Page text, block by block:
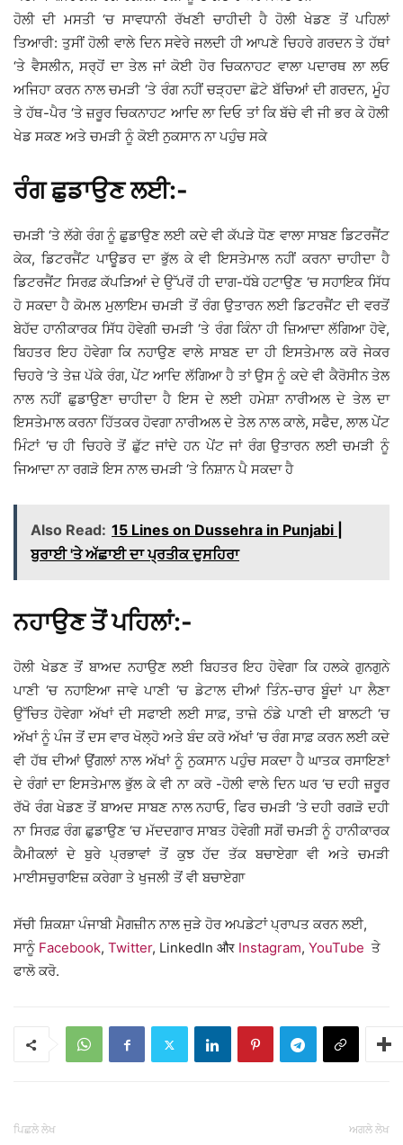
ਹੋਲੀ ਦੀ ਮਸਤੀ ‘ਚ ਸਾਵਧਾਨੀ ਰੱਖਣੀ ਚਾਹੀਦੀ ਹੈ ਹੋਲੀ ਖੇਡਣ ਤੋਂ ਪਹਿਲਾਂ
ਤਿਆਰੀ: ਤੁਸੀਂ ਹੋਲੀ ਵਾਲੇ ਦਿਨ ਸਵੇਰੇ ਜਲਦੀ ਹੀ ਆਪਣੇ ਚਿਹਰੇ ਗਰਦਨ ਤੇ ਹੱਥਾਂ
‘ਤੇ ਵੈਸਲੀਨ, ਸਰ੍ਹੋਂ ਦਾ ਤੇਲ ਜਾਂ ਕੋਈ ਹੋਰ ਚਿਕਨਾਹਟ ਵਾਲਾ ਪਦਾਰਥ ਲਾ ਲਓ
ਅਜਿਹਾ ਕਰਨ ਨਾਲ ਚਮੜੀ ‘ਤੇ ਰੰਗ ਨਹੀਂ ਚੜ੍ਹਦਾ ਛੋਟੇ ਬੱਚਿਆਂ ਦੀ ਗਰਦਨ, ਮੂੰਹ
ਤੇ ਹੱਥ-ਪੈਰ ‘ਤੇ ਜ਼ਰੂਰ ਚਿਕਨਾਹਟ ਆਦਿ ਲਾ ਦਿਓ ਤਾਂ ਕਿ ਬੱਚੇ ਵੀ ਜੀ ਭਰ ਕੇ ਹੋਲੀ
ਖੇਡ ਸਕਣ ਅਤੇ ਚਮੜੀ ਨੂੰ ਕੋਈ ਨੁਕਸਾਨ ਨਾ ਪਹੁੰਚ ਸਕੇ
ਰੰਗ ਛੁਡਾਉਣ ਲਈ:-
ਚਮੜੀ ‘ਤੇ ਲੱਗੇ ਰੰਗ ਨੂੰ ਛੁਡਾਉਣ ਲਈ ਕਦੇ ਵੀ ਕੱਪੜੇ ਧੋਣ ਵਾਲਾ ਸਾਬਣ ਡਿਟਰਜੈਂਟ
ਕੇਕ, ਡਿਟਰਜੈਂਟ ਪਾਊਡਰ ਦਾ ਭੁੱਲ ਕੇ ਵੀ ਇਸਤੇਮਾਲ ਨਹੀਂ ਕਰਨਾ ਚਾਹੀਦਾ ਹੈ
ਡਿਟਰਜੈਂਟ ਸਿਰਫ਼ ਕੱਪੜਿਆਂ ਦੇ ਉੱਪਰੋਂ ਹੀ ਦਾਗ-ਧੱਬੇ ਹਟਾਉਣ ‘ਚ ਸਹਾਇਕ ਸਿੱਧ
ਹੋ ਸਕਦਾ ਹੈ ਕੋਮਲ ਮੁਲਾਇਮ ਚਮੜੀ ਤੋਂ ਰੰਗ ਉਤਾਰਨ ਲਈ ਡਿਟਰਜੈਂਟ ਦੀ ਵਰਤੋਂ
ਬੇਹੱਦ ਹਾਨੀਕਾਰਕ ਸਿੱਧ ਹੋਵੇਗੀ ਚਮੜੀ ‘ਤੇ ਰੰਗ ਕਿੰਨਾ ਹੀ ਜ਼ਿਆਦਾ ਲੱਗਿਆ ਹੋਵੇ,
ਬਿਹਤਰ ਇਹ ਹੋਵੇਗਾ ਕਿ ਨਹਾਉਣ ਵਾਲੇ ਸਾਬਣ ਦਾ ਹੀ ਇਸਤੇਮਾਲ ਕਰੋ ਜੇਕਰ
ਚਿਹਰੇ ‘ਤੇ ਤੇਜ਼ ਪੱਕੇ ਰੰਗ, ਪੇਂਟ ਆਦਿ ਲੱਗਿਆ ਹੈ ਤਾਂ ਉਸ ਨੂੰ ਕਦੇ ਵੀ ਕੈਰੋਸੀਨ ਤੇਲ
ਨਾਲ ਨਹੀਂ ਛੁਡਾਉਣਾ ਚਾਹੀਦਾ ਹੈ ਇਸ ਦੇ ਲਈ ਹਮੇਸ਼ਾ ਨਾਰੀਅਲ ਦੇ ਤੇਲ ਦਾ
ਇਸਤੇਮਾਲ ਕਰਨਾ ਹਿੱਤਕਰ ਹੋਵਗਾ ਨਾਰੀਅਲ ਦੇ ਤੇਲ ਨਾਲ ਕਾਲੇ, ਸਫੈਦ, ਲਾਲ ਪੇਂਟ
ਮਿੰਟਾਂ ‘ਚ ਹੀ ਚਿਹਰੇ ਤੋਂ ਛੁੱਟ ਜਾਂਦੇ ਹਨ ਪੇਂਟ ਜਾਂ ਰੰਗ ਉਤਾਰਨ ਲਈ ਚਮੜੀ ਨੂੰ
ਜਿਆਦਾ ਨਾ ਰਗੜੋ ਇਸ ਨਾਲ ਚਮੜੀ ‘ਤੇ ਨਿਸ਼ਾਨ ਪੈ ਸਕਦਾ ਹੈ
Also Read: 15 Lines on Dussehra in Punjabi |
ਬੁਰਾਈ 'ਤੇ ਅੱਛਾਈ ਦਾ ਪ੍ਰਤੀਕ ਦੁਸਹਿਰਾ
ਨਹਾਉਣ ਤੋਂ ਪਹਿਲਾਂ:-
ਹੋਲੀ ਖੇਡਣ ਤੋਂ ਬਾਅਦ ਨਹਾਉਣ ਲਈ ਬਿਹਤਰ ਇਹ ਹੋਵੇਗਾ ਕਿ ਹਲਕੇ ਗੁਨਗੁਨੇ
ਪਾਣੀ ‘ਚ ਨਹਾਇਆ ਜਾਵੇ ਪਾਣੀ ‘ਚ ਡੇਟਾਲ ਦੀਆਂ ਤਿੰਨ-ਚਾਰ ਬੂੰਦਾਂ ਪਾ ਲੈਣਾ
ਉੱਚਿਤ ਹੋਵੇਗਾ ਅੱਖਾਂ ਦੀ ਸਫਾਈ ਲਈ ਸਾਫ਼, ਤਾਜ਼ੇ ਠੰਡੇ ਪਾਣੀ ਦੀ ਬਾਲਟੀ ‘ਚ
ਅੱਖਾਂ ਨੂੰ ਪੰਜ ਤੋਂ ਦਸ ਵਾਰ ਖੋਲ੍ਹੋ ਅਤੇ ਬੰਦ ਕਰੋ ਅੱਖਾਂ ‘ਚ ਰੰਗ ਸਾਫ਼ ਕਰਨ ਲਈ ਕਦੇ
ਵੀ ਹੱਥ ਦੀਆਂ ਉਂਗਲਾਂ ਨਾਲ ਅੱਖਾਂ ਨੂੰ ਨੁਕਸਾਨ ਪਹੁੰਚ ਸਕਦਾ ਹੈ ਘਾਤਕ ਰਸਾਇਣਾਂ
ਦੇ ਰੰਗਾਂ ਦਾ ਇਸਤੇਮਾਲ ਭੁੱਲ ਕੇ ਵੀ ਨਾ ਕਰੋ -ਹੋਲੀ ਵਾਲੇ ਦਿਨ ਘਰ ‘ਚ ਦਹੀ ਜ਼ਰੂਰ
ਰੱਖੋ ਰੰਗ ਖੇਡਣ ਤੋਂ ਬਾਅਦ ਸਾਬਣ ਨਾਲ ਨਹਾਓ, ਫਿਰ ਚਮੜੀ ‘ਤੇ ਦਹੀ ਰਗੜੋ ਦਹੀ
ਨਾ ਸਿਰਫ਼ ਰੰਗ ਛੁਡਾਉਣ ‘ਚ ਮੱਦਦਗਾਰ ਸਾਬਤ ਹੋਵੇਗੀ ਸਗੋਂ ਚਮੜੀ ਨੂੰ ਹਾਨੀਕਾਰਕ
ਕੈਮੀਕਲਾਂ ਦੇ ਬੁਰੇ ਪ੍ਰਭਾਵਾਂ ਤੋਂ ਕੁਝ ਹੱਦ ਤੱਕ ਬਚਾਏਗਾ ਵੀ ਅਤੇ ਚਮੜੀ
ਮਾਈਸਚੁਰਾਇਜ਼ ਕਰੇਗਾ ਤੇ ਖੁਜਲੀ ਤੋਂ ਵੀ ਬਚਾਏਗਾ
ਸੱਚੀ ਸ਼ਿਕਸ਼ਾ ਪੰਜਾਬੀ ਮੈਗਜ਼ੀਨ ਨਾਲ ਜੁੜੇ ਹੋਰ ਅਪਡੇਟਾਂ ਪ੍ਰਾਪਤ ਕਰਨ ਲਈ,
ਸਾਨੂੰ Facebook, Twitter, LinkedIn और Instagram, YouTube ਤੇ
ਫਾਲੋ ਕਰੋ.
ਪਿਛਲੇ ਲੇਖ ਅਗਲੇ ਲੇਖ